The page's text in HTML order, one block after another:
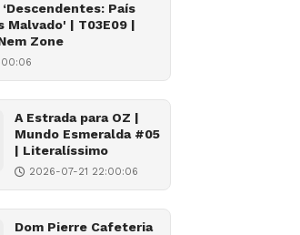
País
Malvado' | T03E09 |
Zone
A Estrada para OZ |
Mundo Esmeralda #05
| Literalíssimo
2026-07-21 22:00:06
Dom Pierre Cafeteria